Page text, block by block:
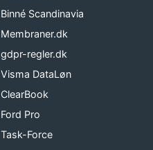
Binné Scandinavia
Membraner.dk
gdpr-regler.dk
Visma DataLøn
ClearBook
Ford Pro
Task-Force